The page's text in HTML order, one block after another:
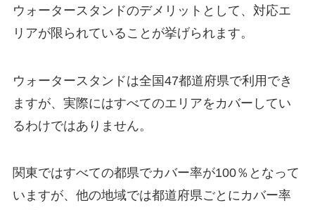
ウォータースタンドのデメリットとして、対応エ
リアが限られていることが挙げられます。
ウォータースタンドは全国47都道府県で利用でき
ますが、実際にはすべてのエリアをカバーしてい
るわけではありません。
関東ではすべての都県でカバー率が100％となって
いますが、他の地域では都道府県ごとにカバー率